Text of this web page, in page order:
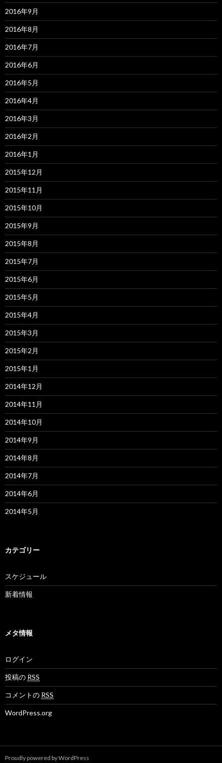
2016年9月
2016年8月
2016年7月
2016年6月
2016年5月
2016年4月
2016年3月
2016年2月
2016年1月
2015年12月
2015年11月
2015年10月
2015年9月
2015年8月
2015年7月
2015年6月
2015年5月
2015年4月
2015年3月
2015年2月
2015年1月
2014年12月
2014年11月
2014年10月
2014年9月
2014年8月
2014年7月
2014年6月
2014年5月
カテゴリー
スケジュール
新着情報
メタ情報
ログイン
投稿の RSS
コメントの RSS
WordPress.org
Proudly powered by WordPress